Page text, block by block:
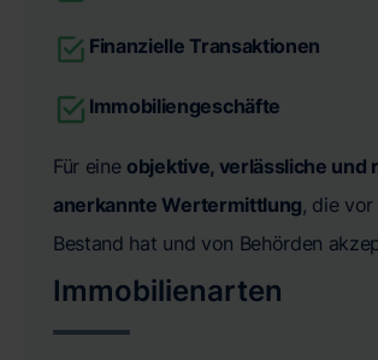
Finanzielle Transaktionen
Immobiliengeschäfte
Für eine objektive, verlässliche und
anerkannte Wertermittlung, die
Bestand hat und von Behörden
Immobilienarten